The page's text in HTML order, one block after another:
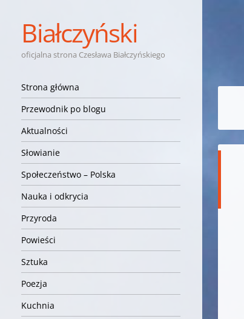
Białczyński
oficjalna strona Czesława Białczyńskiego
Nawigacja
Przejdź do treści
Strona główna
Przewodnik po blogu
Aktualności
Słowianie
Społeczeństwo – Polska
Nauka i odkrycia
Przyroda
Powieści
Sztuka
Poezja
Kuchnia